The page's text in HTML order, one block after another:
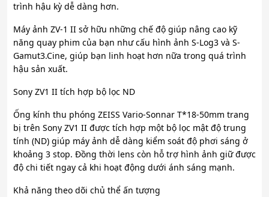
trình hậu kỳ dễ dàng hơn.
Máy ảnh ZV-1 II sở hữu những chế độ giúp nâng cao kỹ
năng quay phim của bạn như cấu hình ảnh S-Log3 và S-
Gamut3.Cine, giúp bạn linh hoạt hơn nữa trong quá trình
hậu sản xuất.
Sony ZV1 II tích hợp bộ lọc ND
Ống kính thu phóng ZEISS Vario-Sonnar T*18-50mm trang
bị trên Sony ZV1 II được tích hợp một bộ lọc mật độ trung
tính (ND) giúp máy ảnh dễ dàng kiểm soát độ phơi sáng ở
khoảng 3 stop. Đồng thời lens còn hỗ trợ hình ảnh giữ được
độ chi tiết ngay cả khi hoạt động dưới ánh sáng mạnh.
Khả năng theo dõi chủ thể ấn tượng